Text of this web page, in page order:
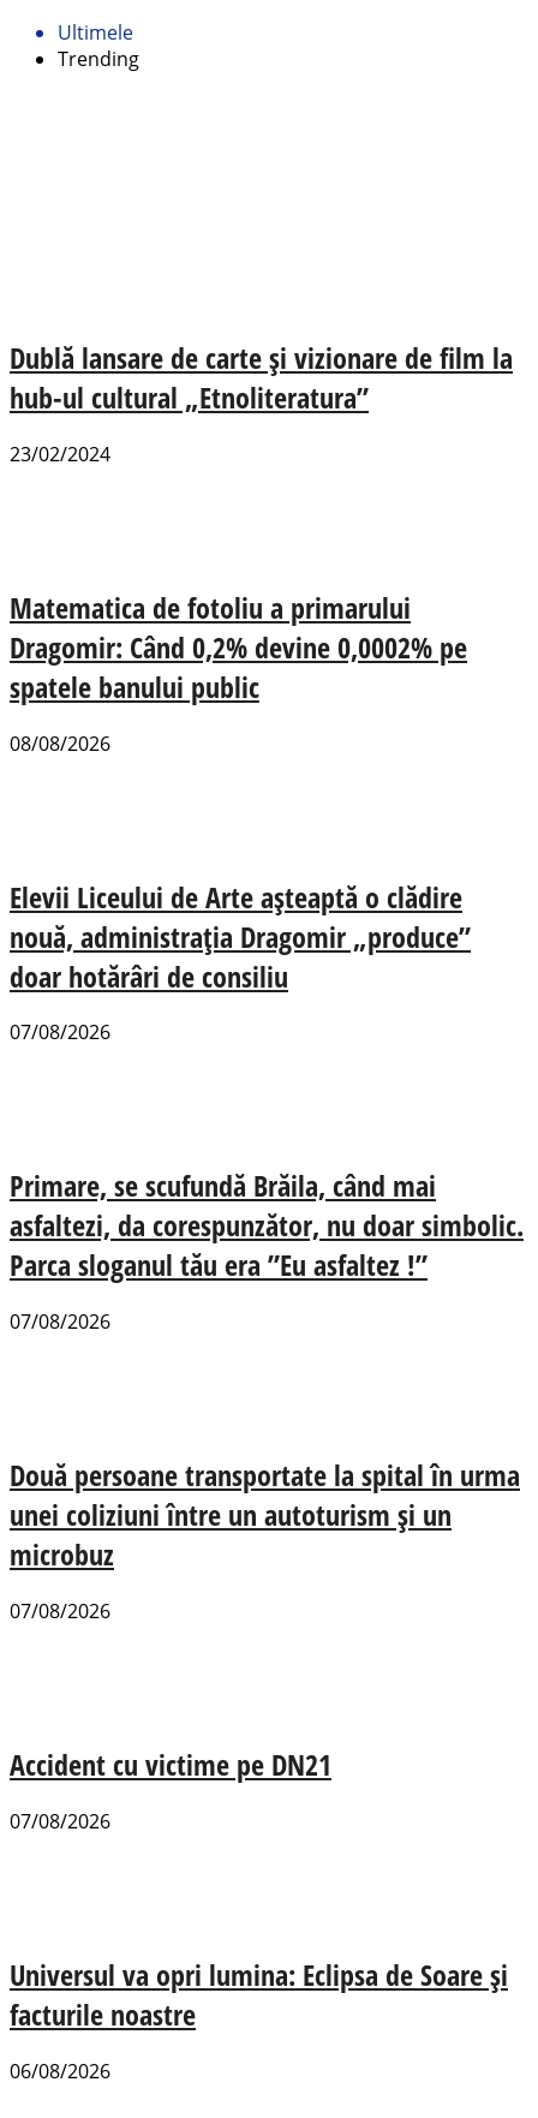
Ultimele
Trending
Dublă lansare de carte și vizionare de film la
hub-ul cultural „Etnoliteratura”
23/02/2024
Matematica de fotoliu a primarului
Dragomir: Când 0,2% devine 0,0002% pe
spatele banului public
08/08/2026
Elevii Liceului de Arte așteaptă o clădire
nouă, administrația Dragomir „produce”
doar hotărâri de consiliu
07/08/2026
Primare, se scufundă Brăila, când mai
asfaltezi, da corespunzător, nu doar simbolic.
Parca sloganul tău era ”Eu asfaltez !”
07/08/2026
Două persoane transportate la spital în urma
unei coliziuni între un autoturism și un
microbuz
07/08/2026
Accident cu victime pe DN21
07/08/2026
Universul va opri lumina: Eclipsa de Soare și
facturile noastre
06/08/2026